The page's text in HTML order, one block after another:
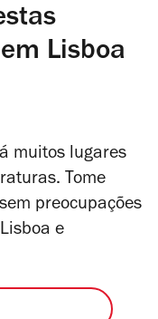
Lisboa
muitos lugares
Tome
preocupações
e